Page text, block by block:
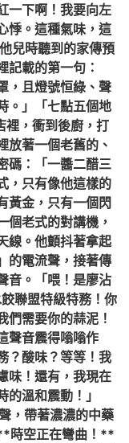
一下啊！我要向左
悸。這種氣味，這
他兒時聽到的家傳預
記載的第一句：
，且燈號恒綠、聲
。」「七點五個地
裡，衝到後廚，打
放著一個老舊的、
碼：「一醬二醋三
，只有像他這樣的
黃金，只有一個閃
個老式的對講機，
線。他顫抖著拿起
的電流聲，接著傳
音。「喂！是廖沾
聯盟特級特務！你
們需要你的蒜泥！
聲音震得嗡嗡作
？酸味？等等！我
味！還有，我現在
溫和震動！」
，帶著濃濃的中藥
時空正在彎曲！**